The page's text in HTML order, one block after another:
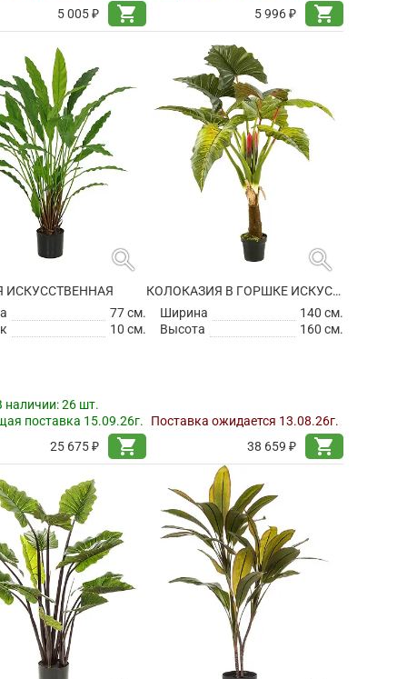
5 005 ₽
shopping_cart
5 996 ₽
shopping_cart
search
ИСКУССТВЕННАЯ
77 см.
10 см.
наличии:26 шт.
поставка 15.09.26г.
25 675 ₽
shopping_cart
search
КОЛОКАЗИЯ В ГОРШКЕ ИСКУССТВЕННАЯ
Ширина
140 см.
Высота
160 см.
Поставка ожидается 13.08.26г.
38 659 ₽
shopping_cart